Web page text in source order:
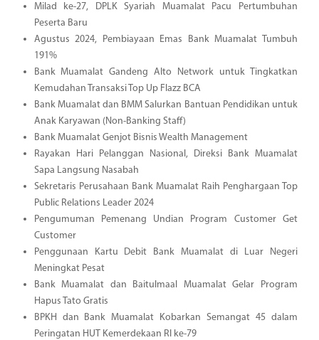
Milad ke-27, DPLK Syariah Muamalat Pacu Pertumbuhan
Peserta Baru
Agustus 2024, Pembiayaan Emas Bank Muamalat Tumbuh
191%
Bank Muamalat Gandeng Alto Network untuk Tingkatkan
Kemudahan Transaksi Top Up Flazz BCA
Bank Muamalat dan BMM Salurkan Bantuan Pendidikan untuk
Anak Karyawan (Non-Banking Staff)
Bank Muamalat Genjot Bisnis Wealth Management
Rayakan Hari Pelanggan Nasional, Direksi Bank Muamalat
Sapa Langsung Nasabah
Sekretaris Perusahaan Bank Muamalat Raih Penghargaan Top
Public Relations Leader 2024
Pengumuman Pemenang Undian Program Customer Get
Customer
Penggunaan Kartu Debit Bank Muamalat di Luar Negeri
Meningkat Pesat
Bank Muamalat dan Baitulmaal Muamalat Gelar Program
Hapus Tato Gratis
BPKH dan Bank Muamalat Kobarkan Semangat 45 dalam
Peringatan HUT Kemerdekaan RI ke-79